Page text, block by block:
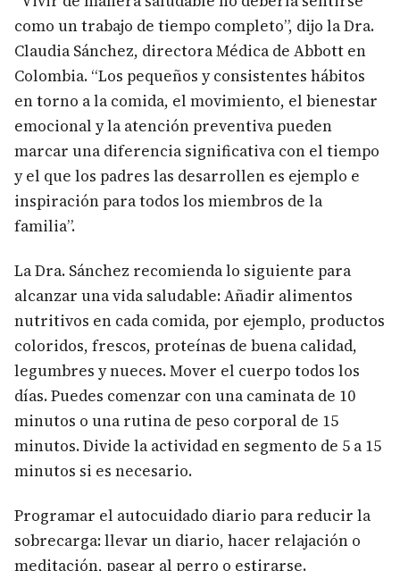
como un trabajo de tiempo completo”, dijo la Dra.
Claudia Sánchez, directora Médica de Abbott en
Colombia. “Los pequeños y consistentes hábitos
en torno a la comida, el movimiento, el bienestar
emocional y la atención preventiva pueden
marcar una diferencia significativa con el tiempo
y el que los padres las desarrollen es ejemplo e
inspiración para todos los miembros de la
familia”.
La Dra. Sánchez recomienda lo siguiente para
alcanzar una vida saludable: Añadir alimentos
nutritivos en cada comida, por ejemplo, productos
coloridos, frescos, proteínas de buena calidad,
legumbres y nueces. Mover el cuerpo todos los
días. Puedes comenzar con una caminata de 10
minutos o una rutina de peso corporal de 15
minutos. Divide la actividad en segmento de 5 a 15
minutos si es necesario.
Programar el autocuidado diario para reducir la
sobrecarga: llevar un diario, hacer relajación o
meditación, pasear al perro o estirarse.